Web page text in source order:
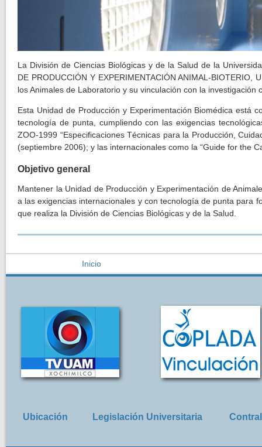
La División de Ciencias Biológicas y de la Salud de la
DE PRODUCCIÓN Y EXPERIMENTACIÓN ANIMAL-
los Animales de Laboratorio y su vinculación con la investigación
Esta Unidad de Producción y Experimentación Biomédica está
tecnología de punta, cumpliendo con las exigencias
ZOO-1999 “Especificaciones Técnicas para la Producción,
(septiembre 2006); y las internacionales como la “Guide for the
Objetivo general
Mantener la Unidad de Producción y Experimentación de
a las exigencias internacionales y con tecnología de punta para
que realiza la División de Ciencias Biológicas y de la Salud.
Inicio
Ubicación Legislación Universitaria